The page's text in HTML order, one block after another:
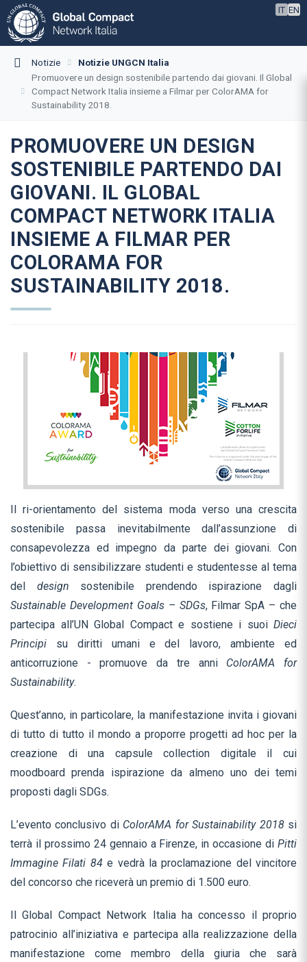
IT EN
Notizie
Notizie UNGCN Italia
Promuovere un design sostenibile partendo dai giovani. Il Global
Compact Network Italia insieme a Filmar per ColorAMA for
Sustainability 2018.
PROMUOVERE UN DESIGN
SOSTENIBILE PARTENDO DAI
GIOVANI. IL GLOBAL
COMPACT NETWORK ITALIA
INSIEME A FILMAR PER
COLORAMA FOR
SUSTAINABILITY 2018.
Il ri-orientamento del sistema moda verso una crescita
sostenibile passa inevitabilmente dall’assunzione di
consapevolezza ed impegno da parte dei giovani. Con
l’obiettivo di sensibilizzare studenti e studentesse al tema
del design sostenibile prendendo ispirazione dagli
Sustainable Development Goals – SDGs, Filmar SpA – che
partecipa all’UN Global Compact e sostiene i suoi Dieci
Principi su diritti umani e del lavoro, ambiente ed
anticorruzione - promuove da tre anni ColorAMA for
Sustainability.
Quest’anno, in particolare, la manifestazione invita i giovani
di tutto di tutto il mondo a proporre progetti ad hoc per la
creazione di una capsule collection digitale il cui
moodboard prenda ispirazione da almeno uno dei temi
proposti dagli SDGs.
L’evento conclusivo di ColorAMA for Sustainability 2018 si
terrà il prossimo 24 gennaio a Firenze, in occasione di Pitti
Immagine Filati 84e vedrà la proclamazione del vincitore
del concorso che riceverà un premio di 1.500 euro.
Il Global Compact Network Italia ha concesso il proprio
patrocinio all’iniziativa e partecipa alla realizzazione della
manifestazione come membro della giuria che sarà